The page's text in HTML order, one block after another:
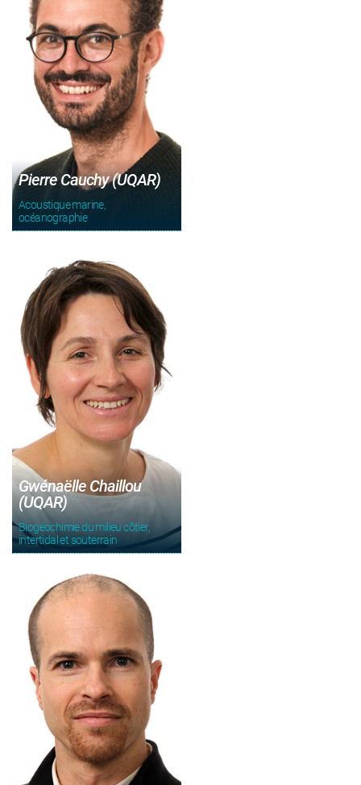
Pierre Cauchy (UQAR)
Acoustique marine,
océanographie
Gwénaëlle Chaillou
(UQAR)
Biogéochimie du milieu côtier,
intertidal et souterrain